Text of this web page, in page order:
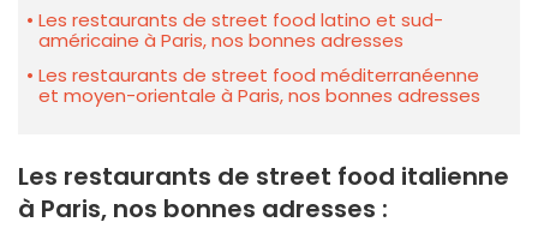
Les restaurants de street food latino et sud-
américaine à Paris, nos bonnes adresses
Les restaurants de street food méditerranéenne
et moyen-orientale à Paris, nos bonnes adresses
Les restaurants de street food italienne
à Paris, nos bonnes adresses :